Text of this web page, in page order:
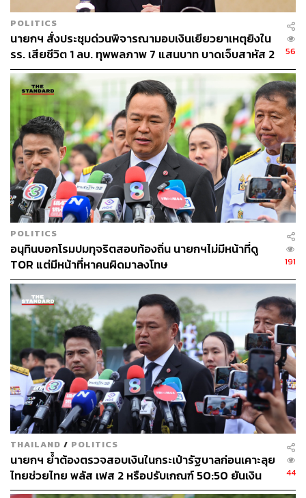
ทั้งนี้ ประเมินว่า หากราคาข้าวไทยอยู่ในระดับที่สามารถ
แข่งขันได้ อัตราแลกเปลี่ยนอยู่ในระดับที่เหมาะสมและมี
เสถียรภาพ กรมการค้าต่างประเทศจะเร่งขับเคลื่อนการ
ดำเนินกิจกรรมส่งเสริมตลาดอย่างต่อเนื่อง เพื่อช่วยสนับสนุน
ให้การส่งออกข้าวไทยทั้งปีเป็นไปตามที่คาดการณ์ไว้ที่ 7
ล้านตัน
สามารถติดตาม THE STANDARD WEALTH
ผ่านแอปพลิเคชันต่างๆ ที่คุณสะดวกหรือใช้งานอยู่แล้วได้เลย
TAGS: นายกรัฐมนตรี
กระทรวงพาณิชย์
กรมการค้าต่างประเทศ
ราคาข้าว
ข้าวไทย
ศุภจี สุธรรมพันธุ์
อารดา เฟื่องทอง
SMEs
Zhang Jianwei China
180
ABOUT THE AUTHOR
THE STANDARD WEALTH
POLITICS
นายกฯ สั่งประชุมด่วนพิจารณามอบเงินเยียวยาเหตุยิงใน
รร. เสียชีวิต 1 ลบ. ทุพพลภาพ 7 แสนบาท บาดเจ็บสาหัส 2
แสนบาท บาดเจ็บเล็กน้อย 1 แสนบาท
56
POLITICS
อนุทินบอกโรมปมทุจริตสอบท้องถิ่น นายกฯไม่มีหน้าที่ดู
TOR แต่มีหน้าที่หาคนผิดมาลงโทษ
191
THAILAND / POLITICS
นายกฯ ย้ำต้องตรวจสอบเงินในกระเป๋ารัฐบาลก่อนเคาะลุย
ไทยช่วยไทย พลัส เฟส 2 หรือปรับเกณฑ์ 50:50 ยันเงิน
คงคลังรัฐบาลแข็งแรง
44